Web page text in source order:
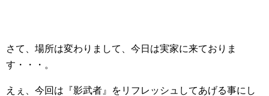
さて、場所は変わりまして、今日は実家に来ておりま
す・・・。
えぇ、今回は『影武者』をリフレッシュしてあげる事にし